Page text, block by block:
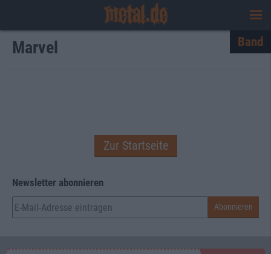
Marvel Band
Zur Startseite
Newsletter abonnieren